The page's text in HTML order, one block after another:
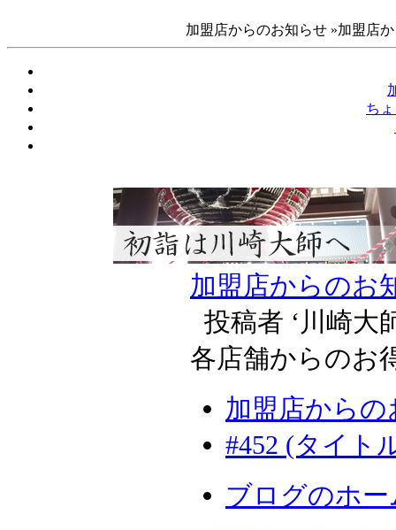
加盟店からのお知らせ »加盟店
ち
加盟店からのお
投稿者 ‘川崎大
各店舗からのお
加盟店から
#452 (タイト
ブログのホー